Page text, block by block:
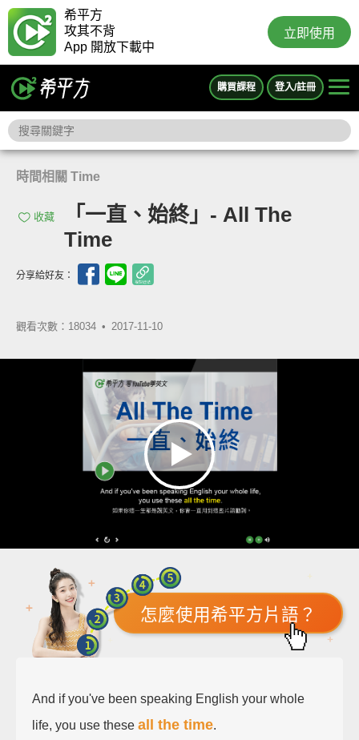
希平方
攻其不背
App 開放下載中
立即使用
購買課程 登入/註冊
時間相關 Time
收藏
「一直、始終」- All The
Time
分享給好友：
觀看次數：18034 • 2017-11-10
怎麼使用希平方片語？
And if you've been speaking English your whole
life, you use these all the time.